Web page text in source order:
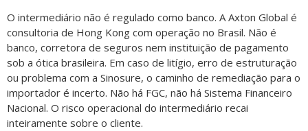
O intermediário não é regulado como banco. A Axton Global é
consultoria de Hong Kong com operação no Brasil. Não é
banco, corretora de seguros nem instituição de pagamento
sob a ótica brasileira. Em caso de litígio, erro de estruturação
ou problema com a Sinosure, o caminho de remediação para o
importador é incerto. Não há FGC, não há Sistema Financeiro
Nacional. O risco operacional do intermediário recai
inteiramente sobre o cliente.